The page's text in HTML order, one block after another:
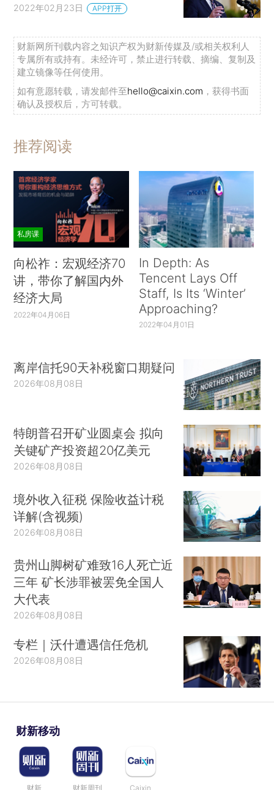
2022年02月23日 APP打开
财新网所刊载内容之知识产权为财新传媒及/或相关权利人
专属所有或持有。未经许可，禁止进行转载、摘编、复制及
建立镜像等任何使用。
如有意愿转载，请发邮件至hello@caixin.com ，获得书面
确认及授权后，方可转载。
推荐阅读
私房课
向松祚：宏观经济70
讲，带你了解国内外
经济大局
2022年04月06日
In Depth: As
Tencent Lays Off
Staff, Is Its ‘Winter’
Approaching?
2022年04月01日
离岸信托90天补税窗口期疑问
2026年08月08日
特朗普召开矿业圆桌会 拟向
关键矿产投资超20亿美元
2026年08月08日
境外收入征税 保险收益计税
详解(含视频)
2026年08月08日
贵州山脚树矿难致16人死亡近
三年 矿长涉罪被罢免全国人
大代表
2026年08月08日
专栏｜沃什遭遇信任危机
2026年08月08日
财新移动
财新 财新周刊 Caixin